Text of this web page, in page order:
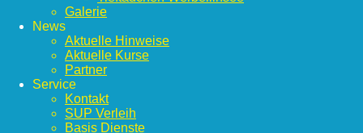
Galerie
News
Aktuelle Hinweise
Aktuelle Kurse
Partner
Service
Kontakt
SUP Verleih
Basis Dienste